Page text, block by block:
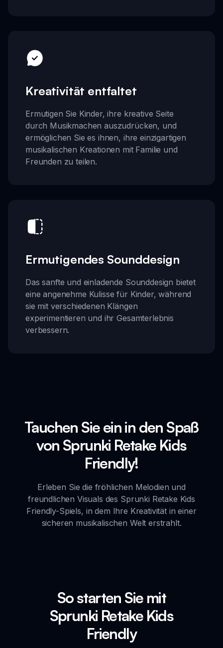
Kreativität entfaltet
Ermutigen Sie Kinder, ihre kreative Seite
durch Musikmachen auszudrücken, und
ermöglichen Sie es ihnen, ihre einzigartigen
musikalischen Kreationen mit Familie und
Freunden zu teilen.
Ermutigendes Sounddesign
Das sanfte und einladende Sounddesign bietet
eine angenehme Kulisse für Kinder, während
sie mit verschiedenen Klängen
experimentieren und ihr Gesamterlebnis
verbessern.
Tauchen Sie ein in den Spaß
von Sprunki Retake Kids
Friendly!
Erleben Sie die fröhlichen Melodien und
freundlichen Visuals des Sprunki Retake Kids
Friendly-Spiels, in dem Ihre Kreativität in einer
sicheren musikalischen Welt erstrahlt.
So starten Sie mit
Sprunki Retake Kids
Friendly